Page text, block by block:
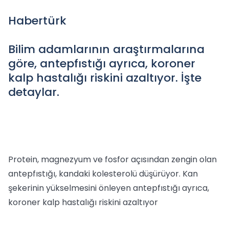
Habertürk
Bilim adamlarının araştırmalarına
göre, antepfıstığı ayrıca, koroner
kalp hastalığı riskini azaltıyor. İşte
detaylar.
Protein, magnezyum ve fosfor açısından zengin olan
antepfıstığı, kandaki kolesterolü düşürüyor. Kan
şekerinin yükselmesini önleyen antepfıstığı ayrıca,
koroner kalp hastalığı riskini azaltıyor